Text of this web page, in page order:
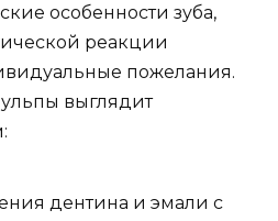
особенности зуба,
реакции
пожелания.
выглядит
дентина и эмали с